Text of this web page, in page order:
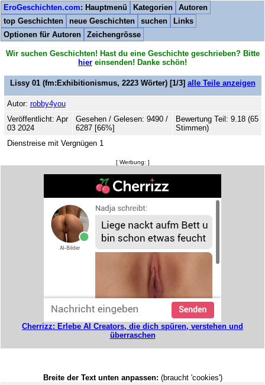
EroGeschichten.com: Hauptmenü Kategorien
Autoren
top Geschichten
neue Geschichten suchen
Links
Optionen für Autoren
Zeichengrösse
Wir suchen Geschichten! Hast du eine Geschichte geschrieben? Bitte
hier einsenden! Danke schön!
Lissy 01(fm:Exhibitionismus, 2223Wörter) [1/3] alle Teile anzeigen
Autor: robby4you
Veröffentlicht: Apr
03 2024
Gesehen / Gelesen: 9490 /
6287 [66%]
Bewertung Teil: 9.18 (65
Stimmen)
Dienstreise mit Vergnügen 1
[ Werbung: ]
Cherrizz: Erlebe AI Creators, die dich spüren, verstehen und
überraschen
Breite der Text unten anpassen: (braucht 'cookies')